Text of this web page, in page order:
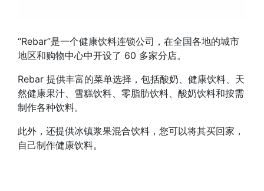
“Rebar”是一个健康饮料连锁公司，在全国各地的城市
地区和购物中心中开设了 60 多家分店。
Rebar 提供丰富的菜单选择，包括酸奶、健康饮料、天
然健康果汁、雪糕饮料、零脂肪饮料、酸奶饮料和按需
制作各种饮料。
此外，还提供冰镇浆果混合饮料，您可以将其买回家，
自己制作健康饮料。